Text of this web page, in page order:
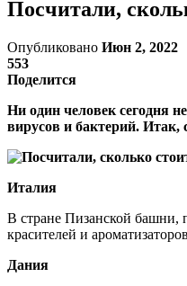
Посчитали,
Опубликовано Июн 2, 2022
553
Поделится
Ни один человек сегодня
вирусов и бактерий.
Италия
В стране Пизанской башни,
красителей и
Дания